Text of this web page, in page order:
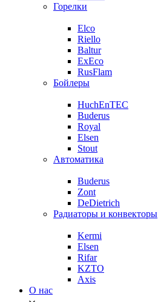
Горелки
Elco
Riello
Baltur
ExEco
RusFlam
Бойлеры
HuchEnTEC
Buderus
Royal
Elsen
Stout
Автоматика
Buderus
Zont
DeDietrich
Радиаторы и конвекторы
Kermi
Elsen
Rifar
KZTO
Axis
О нас